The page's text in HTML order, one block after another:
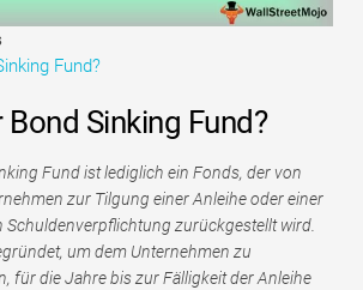
Tutorials
Fund?
Sinking Fund?
Fund ist lediglich ein Fonds, der von
zur Tilgung einer Anleihe oder einer
Schuldenverpflichtung zurückgestellt wird.
um dem Unternehmen zu
für die Jahre bis zur Fälligkeit der Anleihe